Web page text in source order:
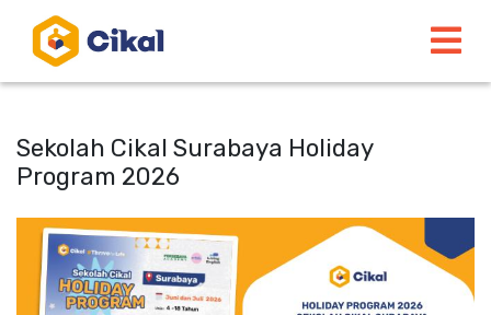
Sekolah Cikal Surabaya Holiday
Program 2026